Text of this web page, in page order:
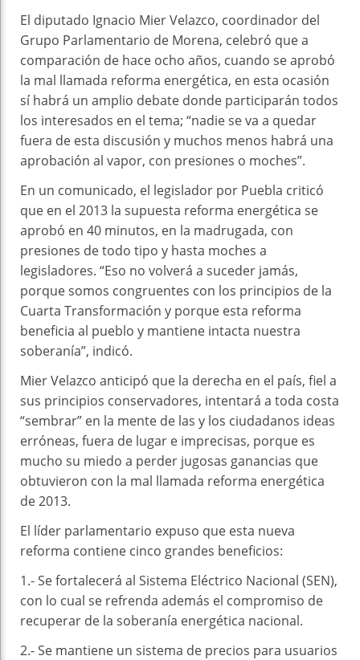
El diputado Ignacio Mier Velazco, coordinador del
Grupo Parlamentario de Morena, celebró que a
comparación de hace ocho años, cuando se aprobó
la mal llamada reforma energética, en esta ocasión
sí habrá un amplio debate donde participarán todos
los interesados en el tema; “nadie se va a quedar
fuera de esta discusión y muchos menos habrá una
aprobación al vapor, con presiones o moches”.
En un comunicado, el legislador por Puebla criticó
que en el 2013 la supuesta reforma energética se
aprobó en 40 minutos, en la madrugada, con
presiones de todo tipo y hasta moches a
legisladores. “Eso no volverá a suceder jamás,
porque somos congruentes con los principios de la
Cuarta Transformación y porque esta reforma
beneficia al pueblo y mantiene intacta nuestra
soberanía”, indicó.
Mier Velazco anticipó que la derecha en el país, fiel a
sus principios conservadores, intentará a toda costa
“sembrar” en la mente de las y los ciudadanos ideas
erróneas, fuera de lugar e imprecisas, porque es
mucho su miedo a perder jugosas ganancias que
obtuvieron con la mal llamada reforma energética
de 2013.
El líder parlamentario expuso que esta nueva
reforma contiene cinco grandes beneficios:
1.- Se fortalecerá al Sistema Eléctrico Nacional (SEN),
con lo cual se refrenda además el compromiso de
recuperar de la soberanía energética nacional.
2.- Se mantiene un sistema de precios para usuarios